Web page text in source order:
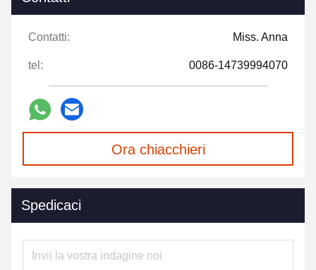
Contatti: Miss. Anna
tel: 0086-14739994070
Ora chiacchieri
Spedicaci